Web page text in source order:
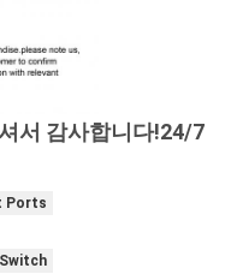
서 감사합니다!24/7
Ports